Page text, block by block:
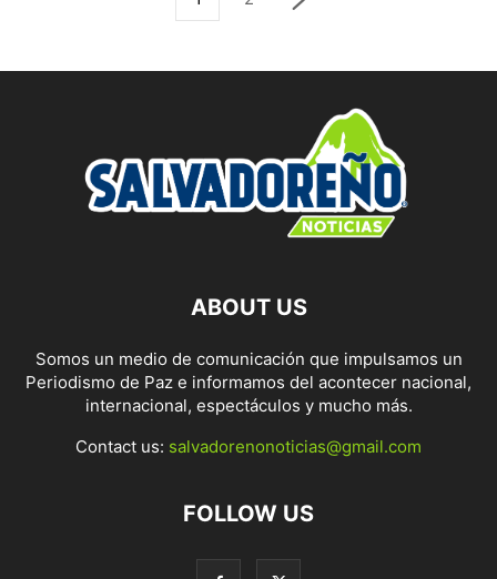
ABOUT US
Somos un medio de comunicación que impulsamos un
Periodismo de Paz e informamos del acontecer nacional,
internacional, espectáculos y mucho más.
Contact us: salvadorenonoticias@gmail.com
FOLLOW US